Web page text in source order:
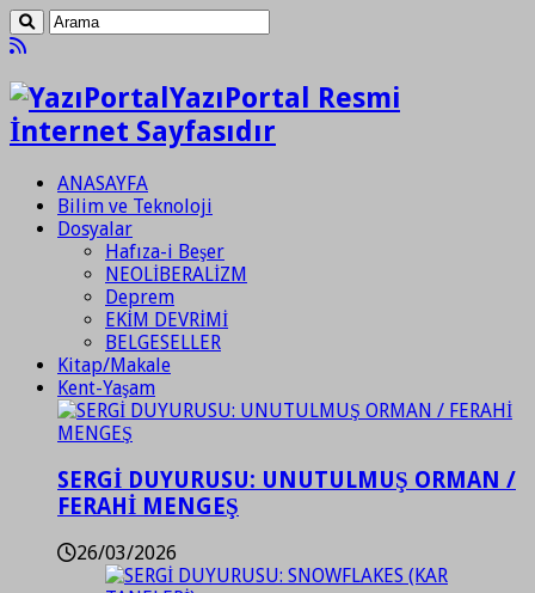
YazıPortal Resmi
İnternet Sayfasıdır
ANASAYFA
Bilim ve Teknoloji
Dosyalar
Hafıza-i Beşer
NEOLİBERALİZM
Deprem
EKİM DEVRİMİ
BELGESELLER
Kitap/Makale
Kent-Yaşam
SERGİ DUYURUSU: UNUTULMUŞ ORMAN /
FERAHİ MENGEŞ
26/03/2026